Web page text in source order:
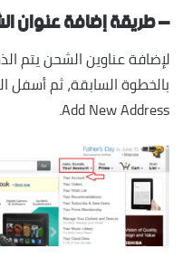
– طريقة إضافة عنوان
Add New Address.